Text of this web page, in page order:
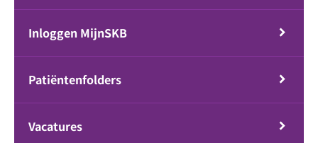
Inloggen MijnSKB
Patiëntenfolders
Vacatures